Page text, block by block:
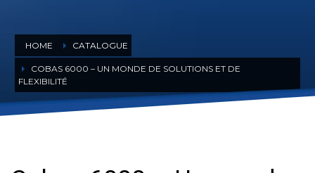
HOME CATALOGUE
COBAS 6000 – UN MONDE DE SOLUTIONS ET DE
FLEXIBILITÉ
Cobas 6000 – Un monde de solutions